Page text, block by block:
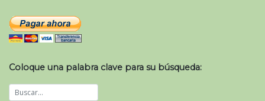
Coloque una palabra clave para su búsqueda: